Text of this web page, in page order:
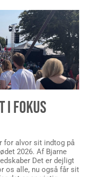
I FOKUS
for alvor sit indtog på
2026. Af Bjarne
Det er dejligt
os alle, nu også får sit